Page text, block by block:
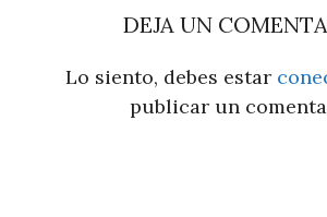
DEJA UN
Lo siento, debes estar
publicar un